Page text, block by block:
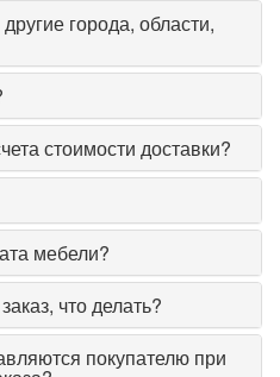
города, области,
стоимости доставки?
мебели?
что делать?
покупателю при